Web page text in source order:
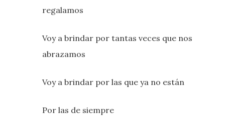
regalamos
Voy a brindar por tantas veces que nos
abrazamos
Voy a brindar por las que ya no están
Por las de siempre